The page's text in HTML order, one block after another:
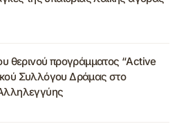
θερινού προγράμματος “Active
Συλλόγου Δράμας στο